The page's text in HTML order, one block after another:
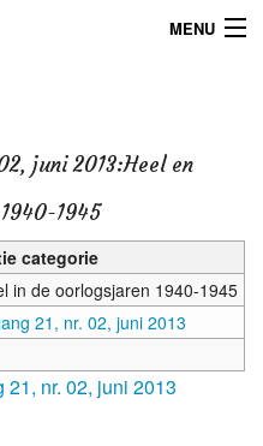
MENU
juni 2013:Heel en
1945
categorie
in de oorlogsjaren 1940-1945
21, nr. 02, juni 2013
nr. 02, juni 2013